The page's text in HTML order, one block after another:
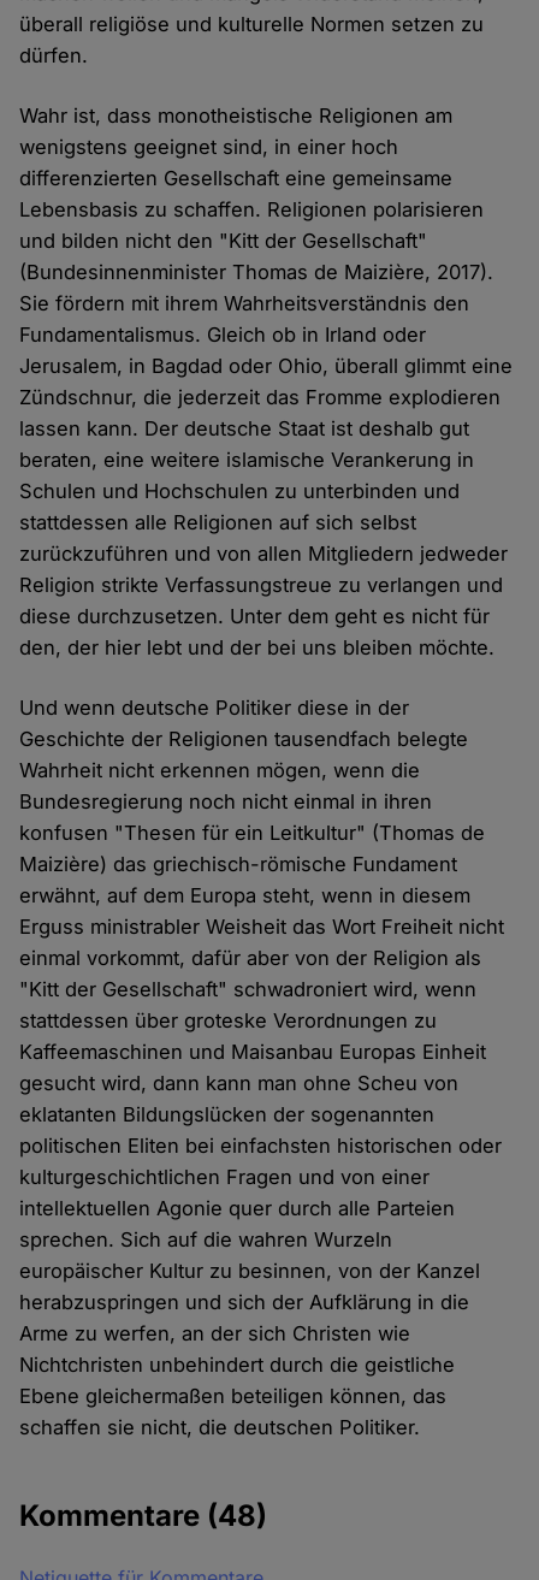
überall religiöse und kulturelle Normen setzen zu
dürfen.
Wahr ist, dass monotheistische Religionen am
wenigstens geeignet sind, in einer hoch
differenzierten Gesellschaft eine gemeinsame
Lebensbasis zu schaffen. Religionen polarisieren
und bilden nicht den "Kitt der Gesellschaft"
(Bundesinnenminister Thomas de Maizière, 2017).
Sie fördern mit ihrem Wahrheitsverständnis den
Fundamentalismus. Gleich ob in Irland oder
Jerusalem, in Bagdad oder Ohio, überall glimmt eine
Zündschnur, die jederzeit das Fromme explodieren
lassen kann. Der deutsche Staat ist deshalb gut
beraten, eine weitere islamische Verankerung in
Schulen und Hochschulen zu unterbinden und
stattdessen alle Religionen auf sich selbst
zurückzuführen und von allen Mitgliedern jedweder
Religion strikte Verfassungstreue zu verlangen und
diese durchzusetzen. Unter dem geht es nicht für
den, der hier lebt und der bei uns bleiben möchte.
Und wenn deutsche Politiker diese in der
Geschichte der Religionen tausendfach belegte
Wahrheit nicht erkennen mögen, wenn die
Bundesregierung noch nicht einmal in ihren
konfusen "Thesen für ein Leitkultur" (Thomas de
Maizière) das griechisch-römische Fundament
erwähnt, auf dem Europa steht, wenn in diesem
Erguss ministrabler Weisheit das Wort Freiheit nicht
einmal vorkommt, dafür aber von der Religion als
"Kitt der Gesellschaft" schwadroniert wird, wenn
stattdessen über groteske Verordnungen zu
Kaffeemaschinen und Maisanbau Europas Einheit
gesucht wird, dann kann man ohne Scheu von
eklatanten Bildungslücken der sogenannten
politischen Eliten bei einfachsten historischen oder
kulturgeschichtlichen Fragen und von einer
intellektuellen Agonie quer durch alle Parteien
sprechen. Sich auf die wahren Wurzeln
europäischer Kultur zu besinnen, von der Kanzel
herabzuspringen und sich der Aufklärung in die
Arme zu werfen, an der sich Christen wie
Nichtchristen unbehindert durch die geistliche
Ebene gleichermaßen beteiligen können, das
schaffen sie nicht, die deutschen Politiker.
Kommentare (48)